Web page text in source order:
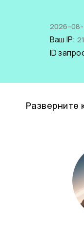
2026-
Ваш IP:
ID
Разверните